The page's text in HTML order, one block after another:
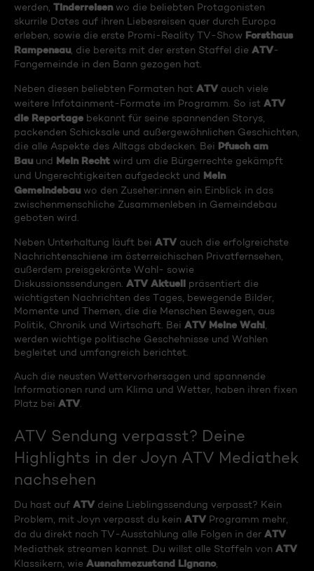
werden, Tinderreisenwo die beliebten Protagonisten
skurrile Dates auf ihren Liebesreisen quer durch Europa
erleben, sowie die erste Promi-Reality TV-Show Forsthaus
Rampensau , die bereits mit der ersten Staffel die ATV-
Fangemeinde in den Bann gezogen hat.
Neben diesen beliebten Formaten hat ATV auch viele
weitere Infotainment-Formate im Programm. So ist ATV
die Reportage bekannt für seine spannenden Storys,
packenden Schicksale und außergewöhnlichen Geschichten,
die alle Aspekte des Alltags abdecken. Bei Pfusch am
Bau und Mein Recht wird um die Bürgerrechte gekämpft
und Ungerechtigkeiten aufgedeckt und Mein
Gemeindebau wo den Zuseher:innen ein Einblick in das
zwischenmenschliche Zusammenleben in Gemeindebau
geboten wird.
Neben Unterhaltung läuft bei ATV auch die erfolgreichste
Nachrichtenschiene im österreichischen Privatfernsehen,
außerdem preisgekrönte Wahl- sowie
Diskussionssendungen. ATV Aktuell präsentiert die
wichtigsten Nachrichten des Tages, bewegende Bilder,
Momente und Themen, die die Menschen Bewegen, aus
Politik, Chronik und Wirtschaft. Bei ATV Meine Wahl
werden wichtige politische Geschehnisse und Wahlen
begleitet und umfangreich berichtet.
Auch die neusten Wettervorhersagen und spannende
Informationen rund um Klima und Wetter, haben ihren fixen
Platz bei ATV
ATV Sendung verpasst? Deine
Highlights in der Joyn ATV Mediathek
nachsehen
Du hast auf ATV deine Lieblingssendung verpasst? Kein
Problem, mit Joyn verpasst du kein ATV Programm mehr,
da du direkt nach TV-Ausstahlung alle Folgen in der ATV
Mediathek streamen kannst. Du willst alle Staffeln von ATV
Klassikern, wie Ausnahmezustand Lignano,